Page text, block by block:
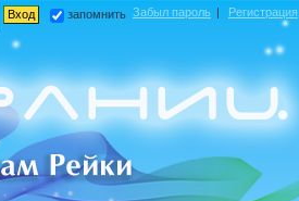
запомнить Забыл пароль | Регистрация